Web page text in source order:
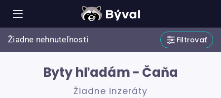
Žiadne nehnuteľnosti Filtrovať
Byty hľadám - Čaňa
Žiadne inzeráty